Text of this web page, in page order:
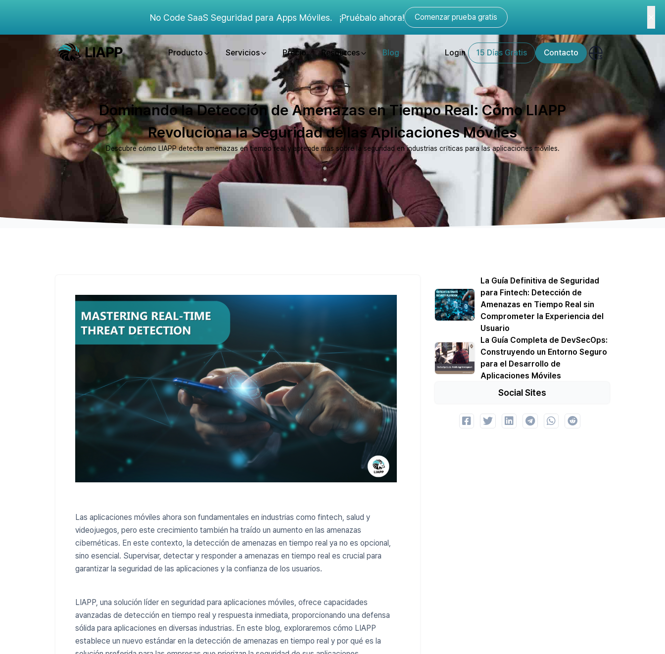
No Code SaaS Seguridad para Apps Móviles. ¡Pruébalo ahora! Comenzar prueba gratis
Producto Servicios Precio Resources Blog Login 15 Días Gratis Contacto
Dominando la Detección de Amenazas en Tiempo Real: Cómo LIAPP
Revoluciona la Seguridad de las Aplicaciones Móviles
Descubre cómo LIAPP detecta amenazas en tiempo real y aprende más sobre la seguridad en industrias críticas para las aplicaciones móviles.
Las aplicaciones móviles ahora son fundamentales en industrias como fintech, salud y
videojuegos, pero este crecimiento también ha traído un aumento en las amenazas
cibernéticas. En este contexto, la detección de amenazas en tiempo real ya no es opcional,
sino esencial. Supervisar, detectar y responder a amenazas en tiempo real es crucial para
garantizar la seguridad de las aplicaciones y la confianza de los usuarios.
LIAPP, una solución líder en seguridad para aplicaciones móviles, ofrece capacidades
avanzadas de detección en tiempo real y respuesta inmediata, proporcionando una defensa
sólida para aplicaciones en diversas industrias. En este blog, exploraremos cómo LIAPP
establece un nuevo estándar en la detección de amenazas en tiempo real y por qué es la
La Guía Definitiva de Seguridad
para Fintech: Detección de
Amenazas en Tiempo Real sin
Comprometer la Experiencia del
Usuario
La Guía Completa de DevSecOps:
Construyendo un Entorno Seguro
para el Desarrollo de
Aplicaciones Móviles
Social Sites